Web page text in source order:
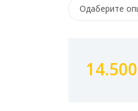
14.500